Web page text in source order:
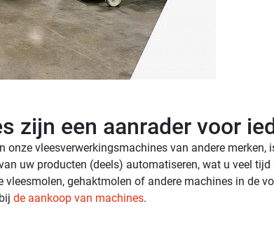
zijn een aanrader voor
onze vleesverwerkingsmachines van andere
uw producten (deels) automatiseren, wat u veel
gehaktmolen of andere machines in de
de aankoop van machines.